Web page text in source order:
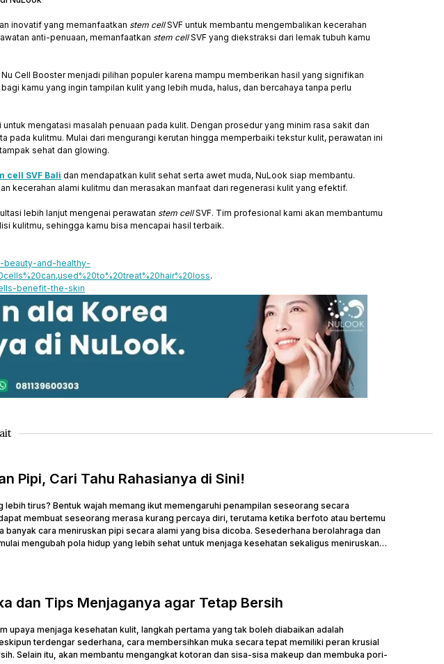
inovatif yang memanfaatkan stem cellSVF untuk membantu mengembalikan kecerahan
anti-penuaan, memanfaatkan stem cellSVF yang diekstraksi dari lemak tubuh kamu
Cell Booster menjadi pilihan populer karena mampu memberikan hasil yang signifikan
kamu yang ingin tampilan kulit yang lebih muda, halus, dan bercahaya tanpa perlu
mengatasi masalah penuaan pada kulit. Dengan prosedur yang minim rasa sakit dan
pada kulitmu. Mulai dari mengurangi kerutan hingga memperbaiki tekstur kulit, perawatan ini
sehat dan glowing.
cell SVF Bali dan mendapatkan kulit sehat serta awet muda, NuLook siap membantu.
kecerahan alami kulitmu dan merasakan manfaat dari regenerasi kulit yang efektif.
lebih lanjut mengenai perawatan stem cellSVF. Tim profesional kami akan membantumu
kulitmu, sehingga kamu bisa mencapai hasil terbaik.
and-healthy-
.
benefit-the-skin
Pipi, Cari Tahu Rahasianya di Sini!
lebih tirus? Bentuk wajah memang ikut memengaruhi penampilan seseorang secara
membuat seseorang merasa kurang percaya diri, terutama ketika berfoto atau bertemu
banyak cara meniruskan pipi secara alami yang bisa dicoba. Sesederhana berolahraga dan
mengubah pola hidup yang lebih sehat untuk menjaga kesehatan sekaligus meniruskan
dan Tips Menjaganya agar Tetap Bersih
upaya menjaga kesehatan kulit, langkah pertama yang tak boleh diabaikan adalah
terdengar sederhana, cara membersihkan muka secara tepat memiliki peran krusial
Selain itu, akan membantu mengangkat kotoran dan sisa-sisa makeup dan membuka pori-